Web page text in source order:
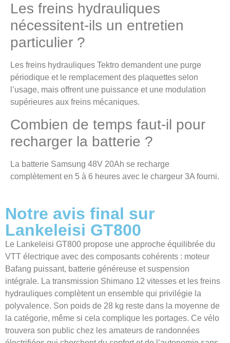
Les freins hydrauliques
nécessitent-ils un entretien
particulier ?
Les freins hydrauliques Tektro demandent une purge
périodique et le remplacement des plaquettes selon
l’usage, mais offrent une puissance et une modulation
supérieures aux freins mécaniques.
Combien de temps faut-il pour
recharger la batterie ?
La batterie Samsung 48V 20Ah se recharge
complètement en 5 à 6 heures avec le chargeur 3A fourni.
Notre avis final sur
Lankeleisi GT800
Le Lankeleisi GT800 propose une approche équilibrée du
VTT électrique avec des composants cohérents : moteur
Bafang puissant, batterie généreuse et suspension
intégrale. La transmission Shimano 12 vitesses et les freins
hydrauliques complètent un ensemble qui privilégie la
polyvalence. Son poids de 28 kg reste dans la moyenne de
la catégorie, même si cela complique les portages. Ce vélo
trouvera son public chez les amateurs de randonnées